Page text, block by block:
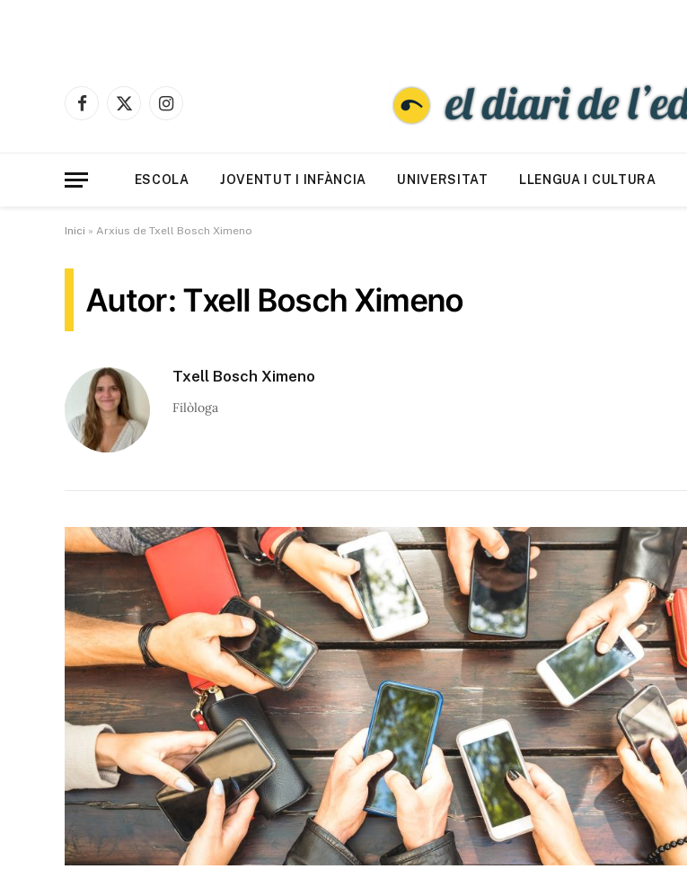
Facebook
X
Instagram
ESCOLA JOVENTUT I INFÀNCIA UNIVERSITAT LLENGUA I CULTURA
Inici » Arxius de Txell Bosch Ximeno
Autor: Txell Bosch Ximeno
Txell Bosch Ximeno
Filòloga